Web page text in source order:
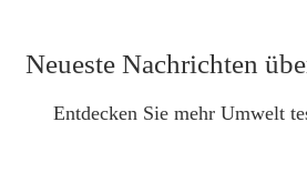
Neueste Nachrichten
Entdecken Sie mehr Umwelt